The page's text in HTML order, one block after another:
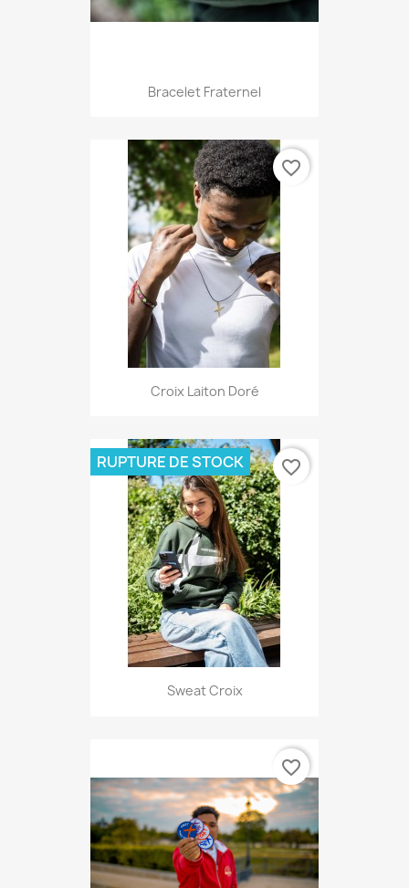
Bracelet Fraternel
Croix Laiton Doré
favorite_border
Sweat Croix
RUPTURE DE STOCK favorite_border
favorite_border